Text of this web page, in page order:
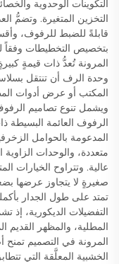
التكوينات الوحدوية
التخزين المتغيرة. وتضمُّ
قابلةً للضبط للرفوف،
بتخصيص التخطيطات وفقاً
المرونة تُعدُّ ذات قيمةٍ
وحدة الرف أن تنتقل
المكتب أو عرض أدوات
ويشمل تنوع تصاميم
الرفوف العائمة البسيطة
المدعومة بالحوامل
متعددة، والوحدات
عالية. وتتراوح الخيارات
صغيرةٍ لا يتجاوز عرضها
تمتد على طول الجدار
التفضيلات الديكورية، إذ
المطلية، والمظهر القديم
المرونة في التصميم تمنح
الخشبية المعلَّقة التي